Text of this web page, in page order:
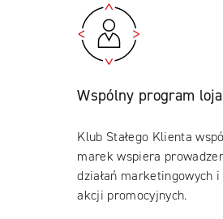
Wspólny program
Klub Stałego Klienta
marek wspiera
działań marketingowych
akcji promocyjnych.